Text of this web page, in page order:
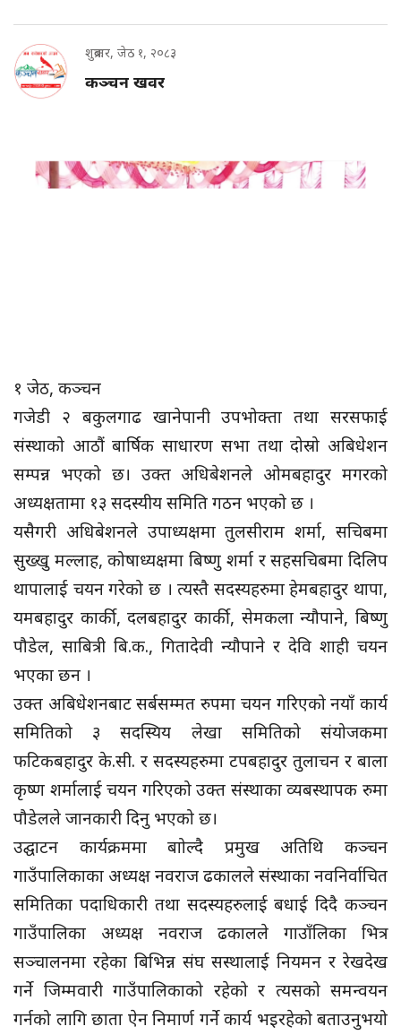
शुक्रबार, जेठ १, २०८३
कञ्चन खवर
१ जेठ, कञ्चन
गजेडी २ बकुलगाढ खानेपानी उपभोक्ता तथा सरसफाई
संस्थाको आठौं बार्षिक साधारण सभा तथा दोस्रो अबिधेशन
सम्पन्न भएको छ। उक्त अधिबेशनले ओमबहादुर मगरको
अध्यक्षतामा १३ सदस्यीय समिति गठन भएको छ ।
यसैगरी अधिबेशनले उपाध्यक्षमा तुलसीराम शर्मा, सचिबमा
सुख्खु मल्लाह, कोषाध्यक्षमा बिष्णु शर्मा र सहसचिबमा दिलिप
थापालाई चयन गरेको छ । त्यस्तै सदस्यहरुमा हेमबहादुर थापा,
यमबहादुर कार्की, दलबहादुर कार्की, सेमकला न्यौपाने, बिष्णु
पौडेल, साबित्री बि.क., गितादेवी न्यौपाने र देवि शाही चयन
भएका छन ।
उक्त अबिधेशनबाट सर्बसम्मत रुपमा चयन गरिएको नयाँ कार्य
समितिको ३ सदस्यिय लेखा समितिको संयोजकमा
फटिकबहादुर के.सी. र सदस्यहरुमा टपबहादुर तुलाचन र बाला
कृष्ण शर्मालाई चयन गरिएको उक्त संस्थाका व्यबस्थापक रुमा
पौडेलले जानकारी दिनु भएको छ।
उद्घाटन कार्यक्रममा बाोल्दै प्रमुख अतिथि कञ्चन
गाउँपालिकाका अध्यक्ष नवराज ढकालले संस्थाका नवनिर्वाचित
समितिका पदाधिकारी तथा सदस्यहरुलाई बधाई दिदै कञ्चन
गाउँपालिका अध्यक्ष नवराज ढकालले गाउाँलिका भित्र
सञ्चालनमा रहेका बिभिन्न संघ सस्थालाई नियमन र रेखदेख
गर्ने जिम्मवारी गाउँपालिकाको रहेको र त्यसको समन्वयन
गर्नको लागि छाता ऐन निमार्ण गर्ने कार्य भइरहेको बताउनुभयो